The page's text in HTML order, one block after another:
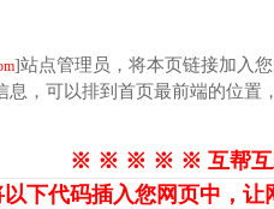
]站点管理员，将本页链接加入
息，可以排到首页最前端的位置
※ ※ ※ ※ ※ 互帮
以下代码插入您网页中，让